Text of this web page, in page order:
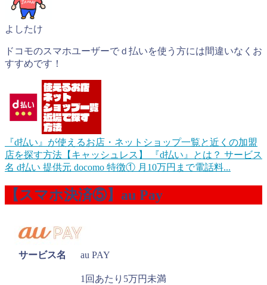
よしたけ
ドコモのスマホユーザーでｄ払いを使う方には間違いなくお
すすめです！
『d払い』が使えるお店・ネットショップ一覧と近くの加盟
店を探す方法【キャッシュレス】
『d払い』とは？ サービス
名 d払い 提供元 docomo 特徴① 月10万円まで電話料...
【スマホ決済⑤】au Pay
サービス名 au PAY
1回あたり5万円未満